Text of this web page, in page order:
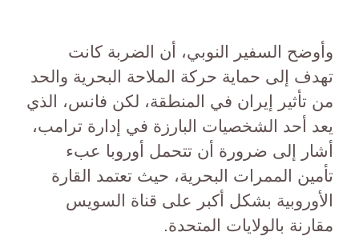
وأوضح السفير النوبي، أن الضربة كانت
تهدف إلى حماية حركة الملاحة البحرية والحد
من تأثير إيران في المنطقة، لكن فانس، الذي
يعد أحد الشخصيات البارزة في إدارة ترامب،
أشار إلى ضرورة أن تتحمل أوروبا عبء
تأمين الممرات البحرية، حيث تعتمد القارة
الأوروبية بشكل أكبر على قناة السويس
مقارنة بالولايات المتحدة.